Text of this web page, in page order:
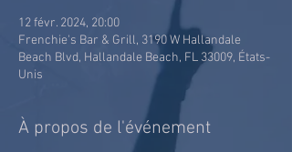
12 févr. 2024, 20:00
Frenchie's Bar & Grill, 3190 W Hallandale
Beach Blvd, Hallandale Beach, FL 33009, États-
Unis
À propos de l'événement